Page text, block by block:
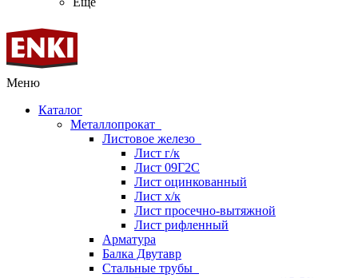
Меню
Каталог
Металлопрокат
Листовое железо
Лист г/к
Лист 09Г2С
Лист оцинкованный
Лист х/к
Лист просечно-вытяжной
Лист рифленный
Арматура
Балка Двутавр
Стальные трубы